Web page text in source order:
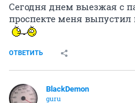
Сегодня днем выезжая с
проспекте меня
ОТВЕТИТЬ
BlackDemon
guru